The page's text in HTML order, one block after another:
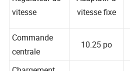
Régulateur de Adaptatif à
Commande
centrale
10.25 po